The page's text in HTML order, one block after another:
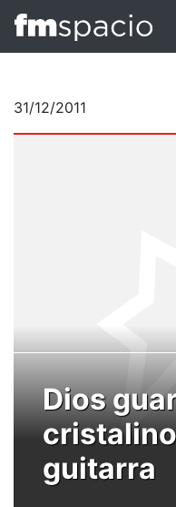
31/12/2011
Dios
guitarra